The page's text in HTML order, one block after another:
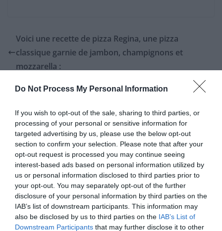
Do Not Process My Personal Information
If you wish to opt-out of the sale, sharing to third parties, or
processing of your personal or sensitive information for
targeted advertising by us, please use the below opt-out
section to confirm your selection. Please note that after your
opt-out request is processed you may continue seeing
interest-based ads based on personal information utilized by
us or personal information disclosed to third parties prior to
your opt-out. You may separately opt-out of the further
disclosure of your personal information by third parties on the
IAB’s list of downstream participants. This information may
also be disclosed by us to third parties on the IAB’s List of
Downstream Participants that may further disclose it to other
Voici une recette de pizza Regina, une pizza
classique garnie de jambon, champignons et
mozzarella :
Voici une recette simple et délicieuse de quiche aux
poireaux :
Laisser un commentaire
Votre adresse e-mail ne sera pas publiée.Les champs
obligatoires sont indiqués avec*
Commentaire*